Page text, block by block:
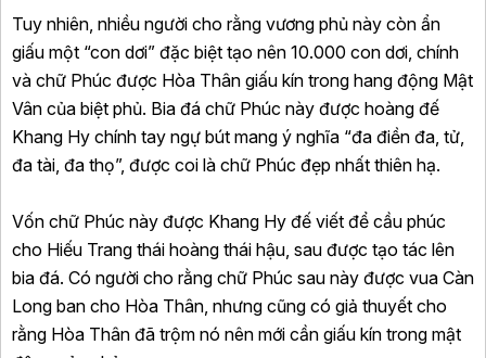
Tuy nhiên, nhiều người cho rằng vương phủ này còn ẩn
giấu một “con dơi” đặc biệt tạo nên 10.000 con dơi, chính
và chữ Phúc được Hòa Thân giấu kín trong hang động Mật
Vân của biệt phủ. Bia đá chữ Phúc này được hoàng đế
Khang Hy chính tay ngự bút mang ý nghĩa “đa điền đa, tử,
đa tài, đa thọ”, được coi là chữ Phúc đẹp nhất thiên hạ.
Vốn chữ Phúc này được Khang Hy đế viết để cầu phúc
cho Hiếu Trang thái hoàng thái hậu, sau được tạo tác lên
bia đá. Có người cho rằng chữ Phúc sau này được vua Càn
Long ban cho Hòa Thân, nhưng cũng có giả thuyết cho
rằng Hòa Thân đã trộm nó nên mới cần giấu kín trong mật